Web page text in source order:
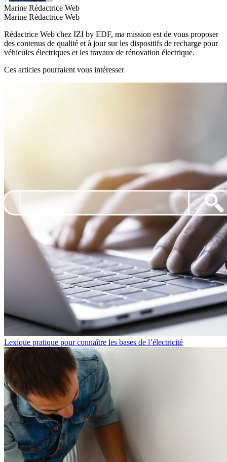
Marine Rédactrice Web
Marine Rédactrice Web
Rédactrice Web chez IZI by EDF, ma mission est de vous proposer
des contenus de qualité et à jour sur les dispositifs de recharge pour
véhicules électriques et les travaux de rénovation électrique.
Ces articles pourraient vous intéresser
Lexique pratique pour connaître les bases de l’électricité